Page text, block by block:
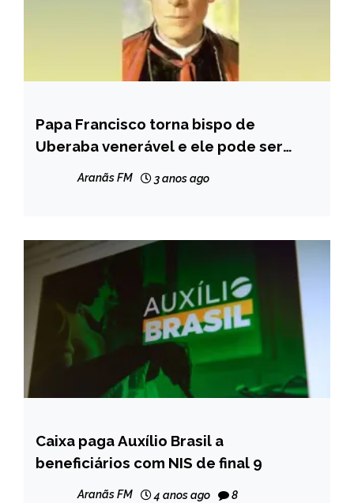
MINAS
GERAIS
NOTÍCIAS
Papa Francisco torna bispo de
Uberaba venerável e ele pode ser
Aranãs FM 3 anos ago
BRASIL
NOTÍCIAS
Caixa paga Auxílio Brasil a
beneficiários com NIS de final 9
Aranãs FM 4 anos ago 8